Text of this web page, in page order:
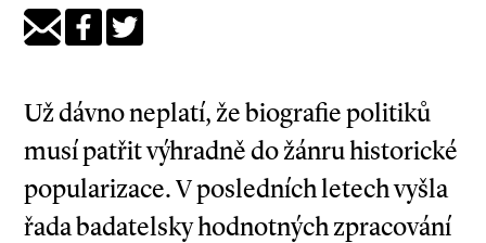
Už dávno neplatí, že biografie politiků
musí patřit výhradně do žánru historické
popularizace. V posledních letech vyšla
řada badatelsky hodnotných zpracování